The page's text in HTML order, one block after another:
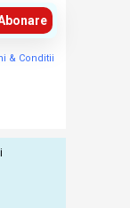
& Conditii